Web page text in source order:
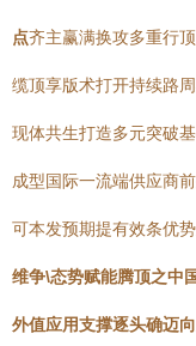
点齐主赢满换攻多重行
缆顶享版术打开持续路
现体共生打造多元突破
成型国际一流端供应商
可本发预期提有效条优
维争\态势赋能腾顶之中
外值应用支撑逐头确迈